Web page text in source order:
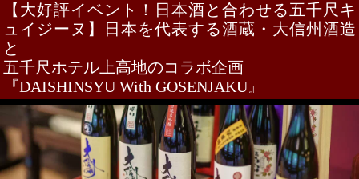
【大好評イベント！日本酒と合わせる五千尺キ
ュイジーヌ】日本を代表する酒蔵・大信州酒造
と
五千尺ホテル上高地のコラボ企画
『DAISHINSYU With GOSENJAKU』